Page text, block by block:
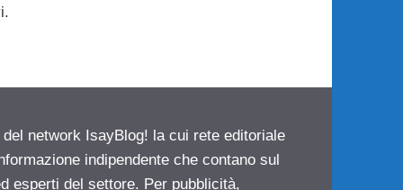
network IsayBlog! la cui rete editoriale
indipendente che contano sul
esperti del settore. Per pubblicità,